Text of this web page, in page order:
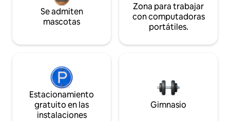
Se admiten
mascotas
Zona para trabajar
con computadoras
portátiles.
Estacionamiento
gratuito en las
instalaciones
Gimnasio